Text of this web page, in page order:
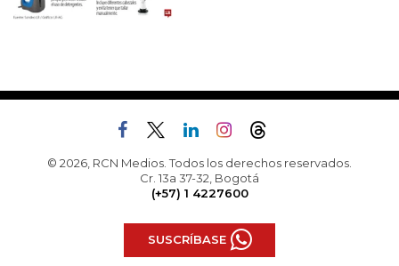
© 2026, RCN Medios. Todos los derechos reservados.
Cr. 13a 37-32, Bogotá
(+57) 1 4227600
SUSCRÍBASE